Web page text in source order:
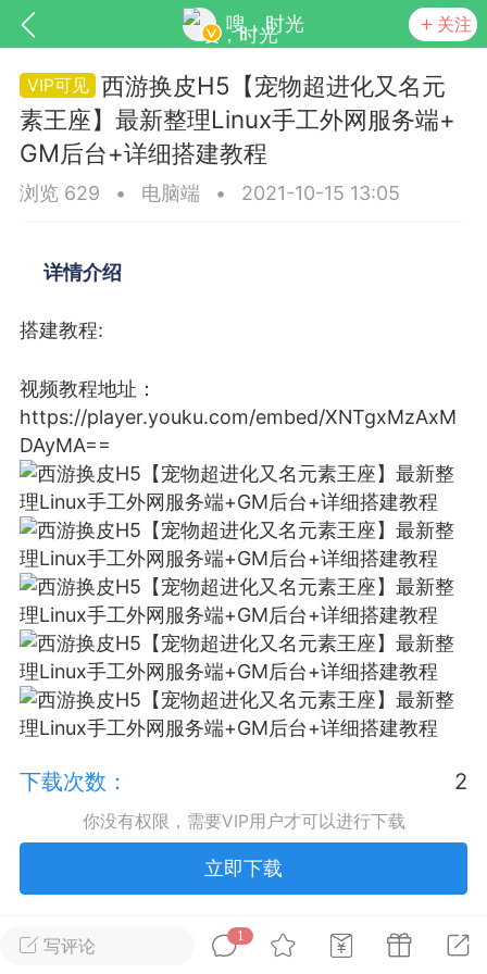
嗖，时光 关注
基于wordpress开发
更新 商城 视频
排行 在线 小黑屋
实时动态 直播
电脑端 外挂制作
该内容只允许登录的用户查看
写评论
1
西游换皮H5【宠物超进化又名元
素王座】最新整理Linux手工外网服务端+
GM后台+详细搭建教程
浏览 629 • 电脑端 • 2021-10-15 13:05
详情介绍
搭建教程:
视频教程地址：
https://player.youku.com/embed/XNTgxMzAxM
DAyMA==
下载次数： 2
你没有权限，需要VIP用户才可以进行下载
立即下载
未经允许，禁止转载本站所有原创内容